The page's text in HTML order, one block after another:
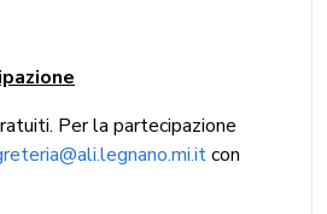
Per la partecipazione
con